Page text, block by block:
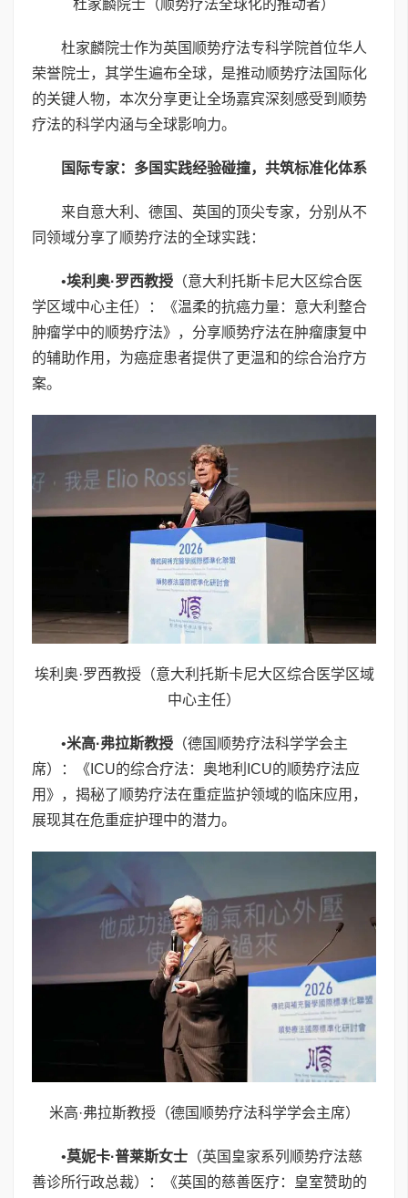
杜家麟院士（顺势疗法全球化的推动者）
杜家麟院士作为英国顺势疗法专科学院首位华人
荣誉院士，其学生遍布全球，是推动顺势疗法国际化
的关键人物，本次分享更让全场嘉宾深刻感受到顺势
疗法的科学内涵与全球影响力。
国际专家：多国实践经验碰撞，共筑标准化体系
来自意大利、德国、英国的顶尖专家，分别从不
同领域分享了顺势疗法的全球实践：
•埃利奥·罗西教授 （意大利托斯卡尼大区综合医
学区域中心主任）：《温柔的抗癌力量：意大利整合
肿瘤学中的顺势疗法》，分享顺势疗法在肿瘤康复中
的辅助作用，为癌症患者提供了更温和的综合治疗方
案。
埃利奥·罗西教授（意大利托斯卡尼大区综合医学区域
中心主任）
•米高·弗拉斯教授 （德国顺势疗法科学学会主
席）：《ICU的综合疗法：奥地利ICU的顺势疗法应
用》，揭秘了顺势疗法在重症监护领域的临床应用，
展现其在危重症护理中的潜力。
米高·弗拉斯教授（德国顺势疗法科学学会主席）
•莫妮卡·普莱斯女士 （英国皇家系列顺势疗法慈
善诊所行政总裁）：《英国的慈善医疗：皇室赞助的